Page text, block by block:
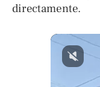
directamente.